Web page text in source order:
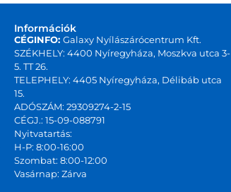
Információk
CÉGINFO:Galaxy Nyílászárócentrum Kft.
SZÉKHELY: 4400 Nyíregyháza, Moszkva utca 3-
5. TT 26.
TELEPHELY: 4405 Nyíregyháza, Délibáb utca
15.
ADÓSZÁM: 29309274-2-15
CÉGJ.: 15-09-088791
Nyitvatartás:
H-P: 8:00-16:00
Szombat: 8:00-12:00
Vasárnap: Zárva